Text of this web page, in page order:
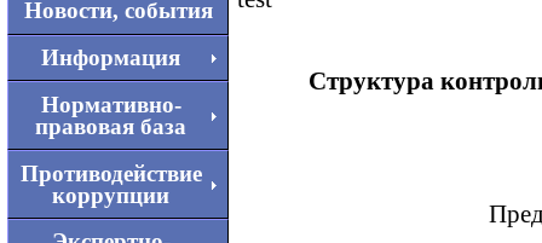
Новости, события
Информация
Нормативно-
правовая база
Противодействие
коррупции
Структура